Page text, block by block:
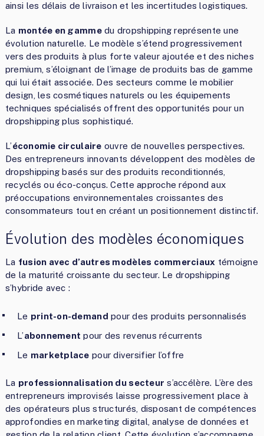
ainsi les délais de livraison et les incertitudes logistiques.
La montée en gammedu dropshipping représente une
évolution naturelle. Le modèle s’étend progressivement
vers des produits à plus forte valeur ajoutée et des niches
premium, s’éloignant de l’image de produits bas de gamme
qui lui était associée. Des secteurs comme le mobilier
design, les cosmétiques naturels ou les équipements
techniques spécialisés offrent des opportunités pour un
dropshipping plus sophistiqué.
L’économie circulaire ouvre de nouvelles perspectives.
Des entrepreneurs innovants développent des modèles de
dropshipping basés sur des produits reconditionnés,
recyclés ou éco-conçus. Cette approche répond aux
préoccupations environnementales croissantes des
consommateurs tout en créant un positionnement distinctif.
Évolution des modèles économiques
La fusion avec d’autres modèles commerciaux témoigne
de la maturité croissante du secteur. Le dropshipping
s’hybride avec :
Le print-on-demand pour des produits personnalisés
L’abonnement pour des revenus récurrents
Le marketplace pour diversifier l’offre
La professionnalisation du secteur s’accélère. L’ère des
entrepreneurs improvisés laisse progressivement place à
des opérateurs plus structurés, disposant de compétences
approfondies en marketing digital, analyse de données et